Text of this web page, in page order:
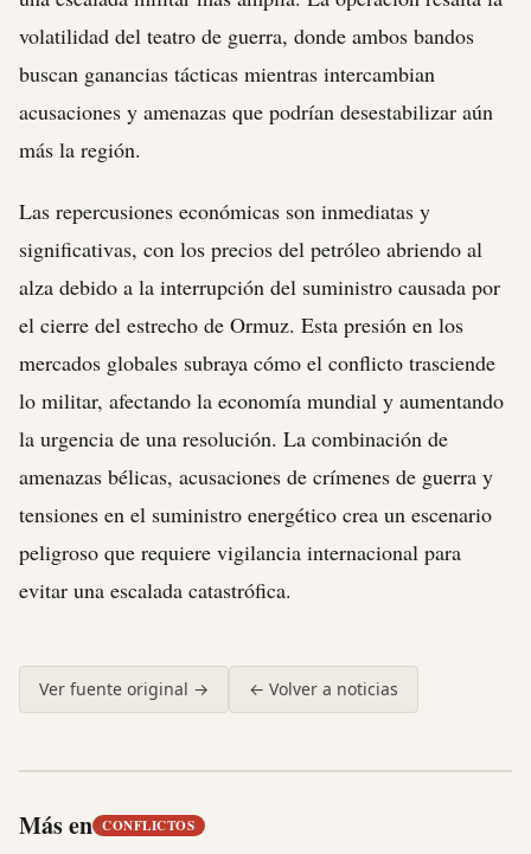
volatilidad del teatro de guerra, donde ambos bandos
buscan ganancias tácticas mientras intercambian
acusaciones y amenazas que podrían desestabilizar aún
más la región.
Las repercusiones económicas son inmediatas y
significativas, con los precios del petróleo abriendo al
alza debido a la interrupción del suministro causada por
el cierre del estrecho de Ormuz. Esta presión en los
mercados globales subraya cómo el conflicto trasciende
lo militar, afectando la economía mundial y aumentando
la urgencia de una resolución. La combinación de
amenazas bélicas, acusaciones de crímenes de guerra y
tensiones en el suministro energético crea un escenario
peligroso que requiere vigilancia internacional para
evitar una escalada catastrófica.
Ver fuente original → ← Volver a noticias
Más en CONFLICTOS